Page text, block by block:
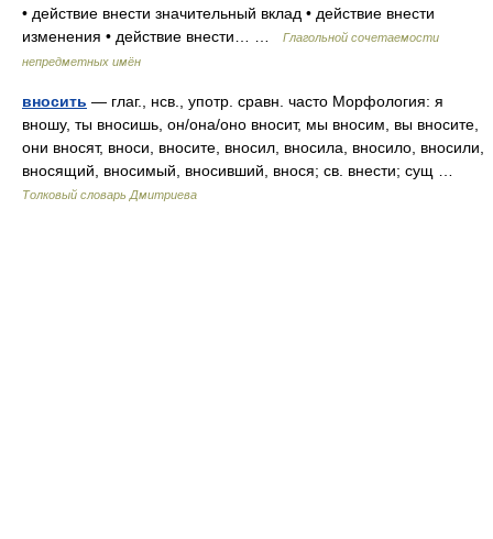
• действие внести значительный вклад • действие внести
изменения • действие внести… …
Глагольной сочетаемости
непредметных имён
вносить — глаг., нсв., употр. сравн. часто Морфология: я
вношу, ты вносишь, он/она/оно вносит, мы вносим, вы вносите,
они вносят, вноси, вносите, вносил, вносила, вносило, вносили,
вносящий, вносимый, вносивший, внося; св. внести; сущ …
Толковый словарь Дмитриева